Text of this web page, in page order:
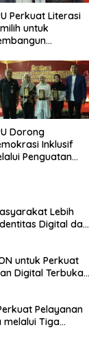
Perkuat Literasi
untuk
Dorong
Inklusif
Penguatan
Lebih
Digital dan
untuk Perkuat
Digital Terbuka
Pelayanan
melalui Tiga